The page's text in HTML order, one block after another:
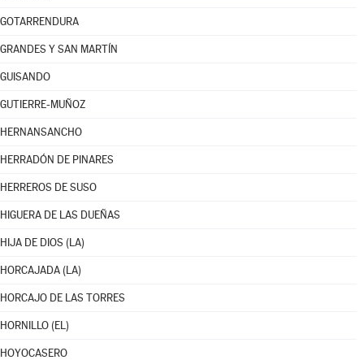
GOTARRENDURA
GRANDES Y SAN MARTÍN
GUISANDO
GUTIERRE-MUÑOZ
HERNANSANCHO
HERRADÓN DE PINARES
HERREROS DE SUSO
HIGUERA DE LAS DUEÑAS
HIJA DE DIOS (LA)
HORCAJADA (LA)
HORCAJO DE LAS TORRES
HORNILLO (EL)
HOYOCASERO